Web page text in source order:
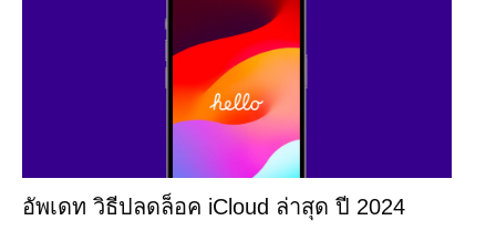
อัพเดท วิธีปลดล็อค iCloud ล่าสุด ปี 2024